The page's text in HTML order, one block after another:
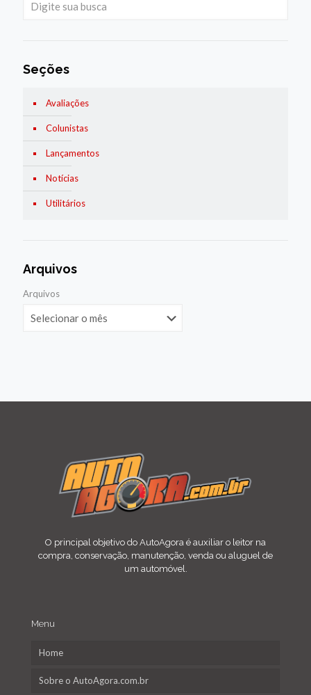
Seções
Avaliações
Colunistas
Lançamentos
Notícias
Utilitários
Arquivos
Arquivos
O principal objetivo do AutoAgora é auxiliar o leitor na
compra, conservação, manutenção, venda ou aluguel de
um automóvel.
Menu
Home
Sobre o AutoAgora.com.br